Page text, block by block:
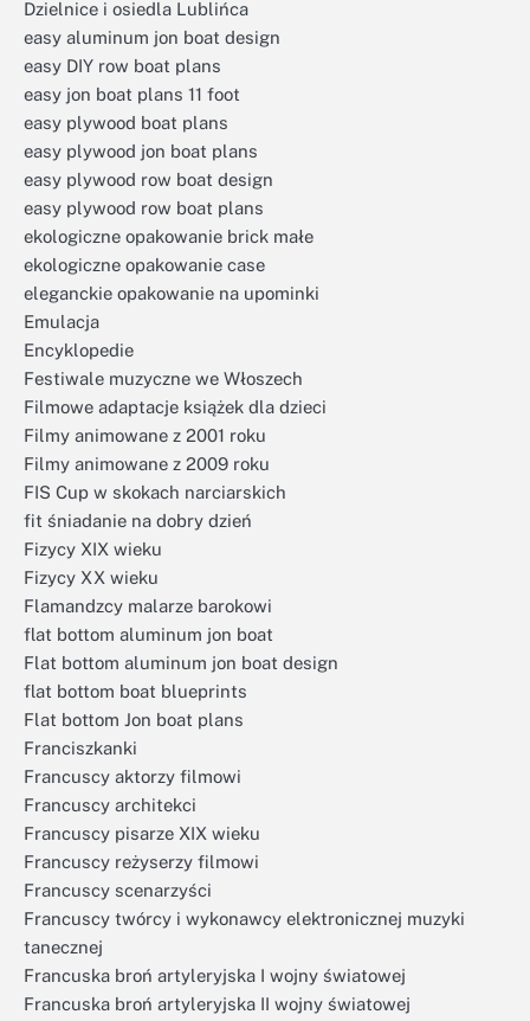
Dzielnice i osiedla Lublińca
easy aluminum jon boat design
easy DIY row boat plans
easy jon boat plans 11 foot
easy plywood boat plans
easy plywood jon boat plans
easy plywood row boat design
easy plywood row boat plans
ekologiczne opakowanie brick małe
ekologiczne opakowanie case
eleganckie opakowanie na upominki
Emulacja
Encyklopedie
Festiwale muzyczne we Włoszech
Filmowe adaptacje książek dla dzieci
Filmy animowane z 2001 roku
Filmy animowane z 2009 roku
FIS Cup w skokach narciarskich
fit śniadanie na dobry dzień
Fizycy XIX wieku
Fizycy XX wieku
Flamandzcy malarze barokowi
flat bottom aluminum jon boat
Flat bottom aluminum jon boat design
flat bottom boat blueprints
Flat bottom Jon boat plans
Franciszkanki
Francuscy aktorzy filmowi
Francuscy architekci
Francuscy pisarze XIX wieku
Francuscy reżyserzy filmowi
Francuscy scenarzyści
Francuscy twórcy i wykonawcy elektronicznej muzyki
tanecznej
Francuska broń artyleryjska I wojny światowej
Francuska broń artyleryjska II wojny światowej